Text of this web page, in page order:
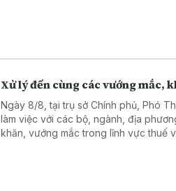
Xử lý đến cùng các vướng mắc,
Ngày 8/8, tại trụ sở Chính phủ, Phó
làm việc với các bộ, ngành, địa
khăn, vướng mắc trong lĩnh vực thuế